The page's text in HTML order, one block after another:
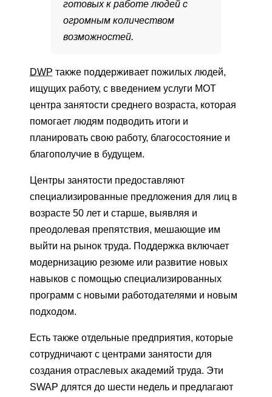
готовых к работе людей с
огромным количеством
возможностей.
DWP также поддерживает пожилых людей,
ищущих работу, с введением услуги MOT
центра занятости среднего возраста, которая
помогает людям подводить итоги и
планировать свою работу, благосостояние и
благополучие в будущем.
Центры занятости предоставляют
специализированные предложения для лиц в
возрасте 50 лет и старше, выявляя и
преодолевая препятствия, мешающие им
выйти на рынок труда. Поддержка включает
модернизацию резюме или развитие новых
навыков с помощью специализированных
программ с новыми работодателями и новым
подходом.
Есть также отдельные предприятия, которые
сотрудничают с центрами занятости для
создания отраслевых академий труда. Эти
SWAP длятся до шести недель и предлагают